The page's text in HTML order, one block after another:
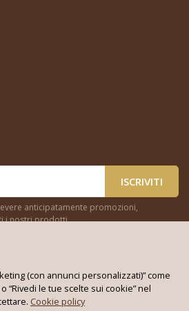
ISCRIVITI
anticipatamente promozioni,
i nostri prodotti
(con annunci personalizzati)” come
le tue scelte sui cookie” nel
Cookie policy